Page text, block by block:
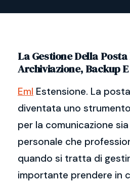
La Gestione Della
Archiviazione, Backup
Eml Estensione. La
diventata uno
per la comunicazione
personale che
quando si tratta di
importante prendere in